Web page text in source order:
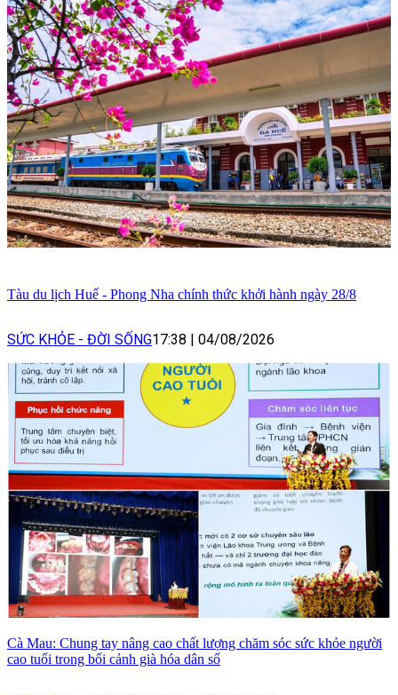
Tàu du lịch Huế - Phong Nha chính thức khởi hành ngày 28/8
SỨC KHỎE - ĐỜI SỐNG17:38 04/08/2026
Cà Mau: Chung tay nâng cao chất lượng chăm sóc sức khỏe người
cao tuổi trong bối cảnh già hóa dân số